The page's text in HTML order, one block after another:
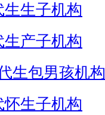
生生子机构
生产子机构
生包男孩机构
怀生子机构